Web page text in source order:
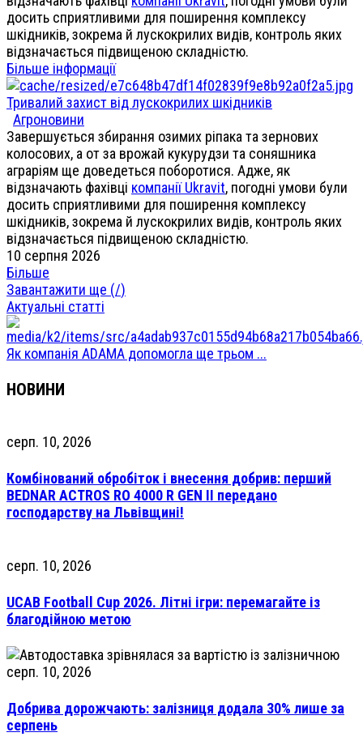
досить сприятливими для поширення комплексу
шкідників, зокрема й лускокрилих видів, контроль яких
відзначається підвищеною складністю.
Більше інформації
Тривалий захист від лускокрилих шкідників
Агроновини
Завершується збирання озимих ріпака та зернових
колосових, а от за врожай кукурудзи та соняшника
аграріям ще доведеться поборотися. Адже, як
відзначають фахівці компанії Ukravit, погодні умови були
досить сприятливими для поширення комплексу
шкідників, зокрема й лускокрилих видів, контроль яких
відзначається підвищеною складністю.
10 серпня 2026
Більше
Завантажити ще (/)
Актуальні статті
Як компанія ADAMA допомогла ще трьом ...
НОВИНИ
серп. 10, 2026
Комбінований обробіток і внесення добрив: перший
BEDNAR ACTROS RO 4000 R GEN II передано
господарству на Львівщині!
серп. 10, 2026
UCAB Football Cup 2026. Літні ігри: перемагайте із
благодійною метою
серп. 10, 2026
Добрива дорожчають: залізниця додала 30% лише за
серпень